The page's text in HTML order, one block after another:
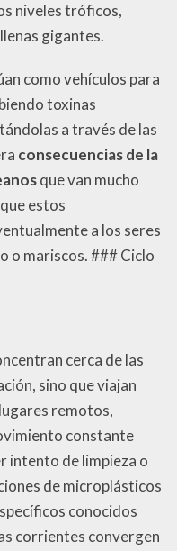
niveles tróficos,
gigantes.
como vehículos para
toxinas
a través de las
consecuencias de la
que van mucho
estos
a los seres
o mariscos. ### Ciclo
cerca de las
sino que viajan
remotos,
constante
intento de limpieza o
de microplásticos
conocidos
corrientes convergen